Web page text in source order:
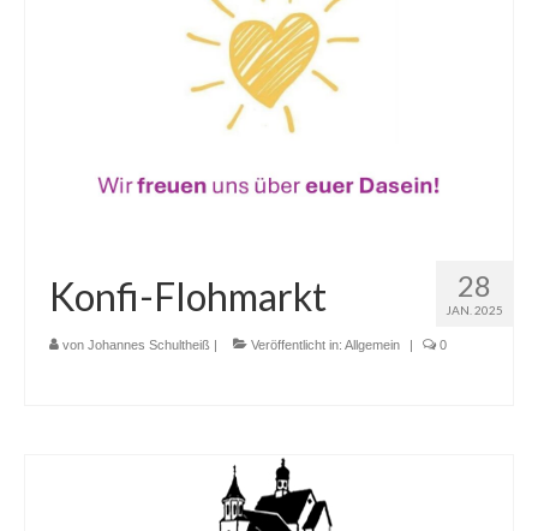
28
JAN. 2025
Konfi-Flohmarkt
von Johannes Schultheiß | Veröffentlicht in: Allgemein | 0